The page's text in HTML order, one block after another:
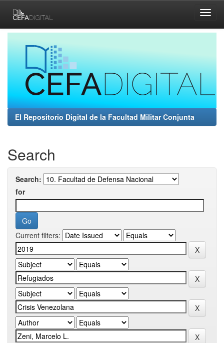
navigation
El Repositorio Digital de la Facultad Militar Conjunta
Search
Search:
for
Current filters: